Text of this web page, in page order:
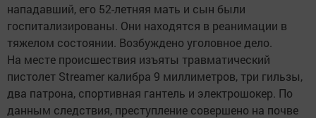
нападавший, его 52-летняя мать и сын были
госпитализированы. Они находятся в реанимации в
тяжелом состоянии. Возбуждено уголовное дело.
На месте происшествия изъяты травматический
пистолет Streamer калибра 9 миллиметров, три гильзы,
два патрона, спортивная гантель и электрошокер. По
данным следствия, преступление совершено на почве